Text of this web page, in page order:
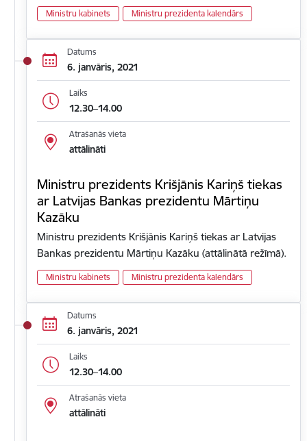
Ministru kabinets Ministru prezidenta kalendārs
Datums
6. janvāris, 2021
Laiks
12.30–14.00
Atrašanās vieta
attālināti
Ministru prezidents Krišjānis Kariņš tiekas
ar Latvijas Bankas prezidentu Mārtiņu
Kazāku
Ministru prezidents Krišjānis Kariņš tiekas ar Latvijas
Bankas prezidentu Mārtiņu Kazāku (attālinātā režīmā).
Ministru kabinets Ministru prezidenta kalendārs
Datums
6. janvāris, 2021
Laiks
12.30–14.00
Atrašanās vieta
attālināti